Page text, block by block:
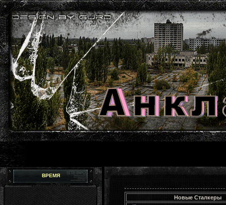
ВРЕМЯ
Новые Сталкеры